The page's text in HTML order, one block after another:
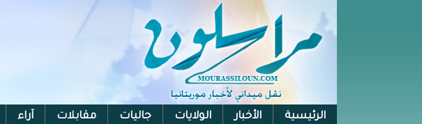
الرئيسية الأخبار الولايات جاليات مقابلات آراء